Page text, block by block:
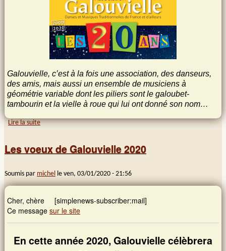
Galouvielle, c’est à la fois une association, des danseurs,
des amis, mais aussi un ensemble de musiciens à
géométrie variable dont les piliers sont le galoubet-
tambourin et la vielle à roue qui lui ont donné son nom…
Lire la suitede Galouvielle a 20 ans !
Les voeux de Galouvielle 2020
Soumis par michel le ven, 03/01/2020 - 21:56
Cher, chère [simplenews-subscriber:mail]
Ce message sur le site
En cette année 2020, Galouvielle célèbrera